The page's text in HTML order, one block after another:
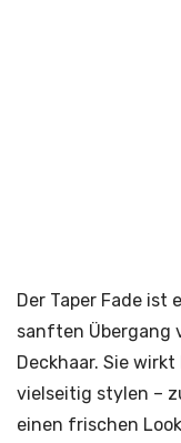
Der Taper Fade ist
sanften Übergang
Deckhaar. Sie
vielseitig stylen –
einen frischen